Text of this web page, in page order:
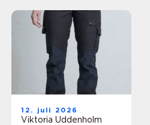
12. juli 2026
Viktoria Uddenholm